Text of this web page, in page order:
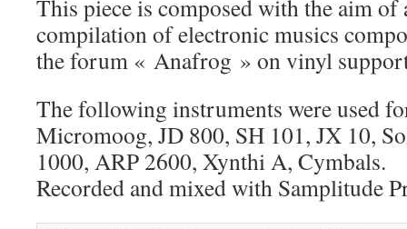
This piece is composed with the aim of
compilation of electronic musics
the forum « Anafrog » on vinyl
The following instruments were used
Micromoog, JD 800, SH 101, JX 10,
1000, ARP 2600, Xynthi A, Cymbals.
Recorded and mixed with Samplitude